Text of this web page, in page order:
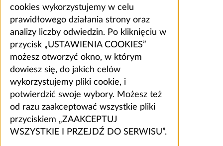
cookies wykorzystujemy w celu
prawidłowego działania strony oraz
analizy liczby odwiedzin. Po kliknięciu w
przycisk „USTAWIENIA COOKIES”
możesz otworzyć okno, w którym
dowiesz się, do jakich celów
wykorzystujemy pliki cookie, i
potwierdzić swoje wybory. Możesz też
od razu zaakceptować wszystkie pliki
przyciskiem „ZAAKCEPTUJ
WSZYSTKIE I PRZEJDŹ DO SERWISU”.